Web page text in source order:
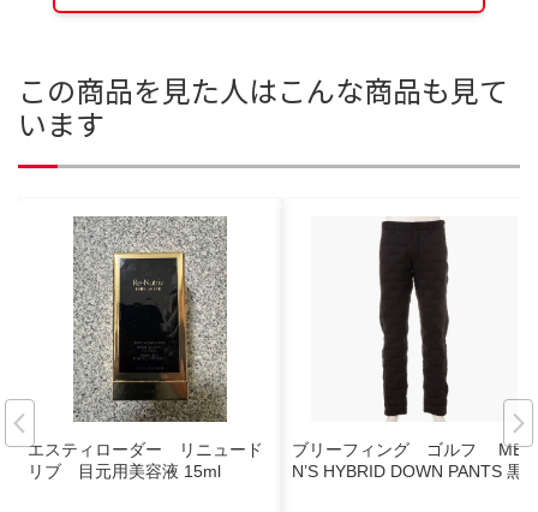
この商品を見た人はこんな商品も見て
います
エスティローダー リニュード
リブ 目元用美容液 15ml
ブリーフィング ゴルフ ME
N’S HYBRID DOWN PANTS 黒